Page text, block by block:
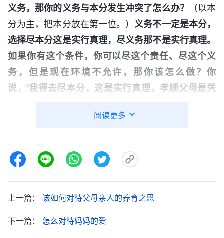
义务，那你的义务与本分发生冲突了怎么办？
（以本
分为主，把本分放在第一位。） 义务不一定是本分，
选择尽本分这是实行真理，尽义务那不是实行真理。
如果你有这个条件，你可以尽这个责任、尽这个义
务，但是现在环境不允许，那你该怎么做？你
说，‘我得去尽本分，这是实行真理，孝顺父母是凭
主，守住本分。如果你现在没有本分，也不在外地工
能让他们生活得好点儿，少受点苦，但还得根据父母
是什么人。如果父母的人性不好，总拦阻你信神，总
拖累你信神、尽本分，你该怎么办？你该实行的真理
是什么？（弃绝。）这个时候就得弃绝了，你的义务
尽完了，他们不信神，你没有任何的义务孝敬他们。
阅读更多
上一篇： 该如何对待父母亲人的养育之恩
下一篇： 怎么对待妈妈的爱